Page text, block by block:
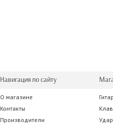
665.00 р.
JBL
8
Навигация по сайту
О магазине
Контакты
Производители